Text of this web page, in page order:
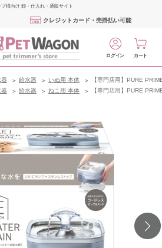
様向け 卸・仕入れ・通販サイト
クレジットカード・売掛払い可能
ログイン カート
給水器 いぬ用 本体
【専門店用】PURE
給水器 ねこ用 本体 【専門店用】PURE